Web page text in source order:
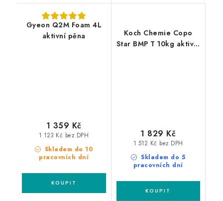
Gyeon Q2M Foam 4L
aktivní pěna
Skladem do 10
pracovních dní
1 123 Kč bez DPH
1 359 Kč
Koch Chemie Copo
Star BMP T 10kg aktivní
Skladem do 5
pracovních dní
1 512 Kč bez DPH
1 829 Kč